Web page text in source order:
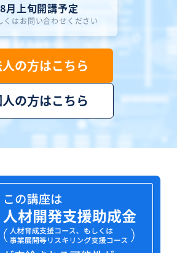
8月上旬開講予定
くはお問い合わせください
の方はこちら
の方はこちら